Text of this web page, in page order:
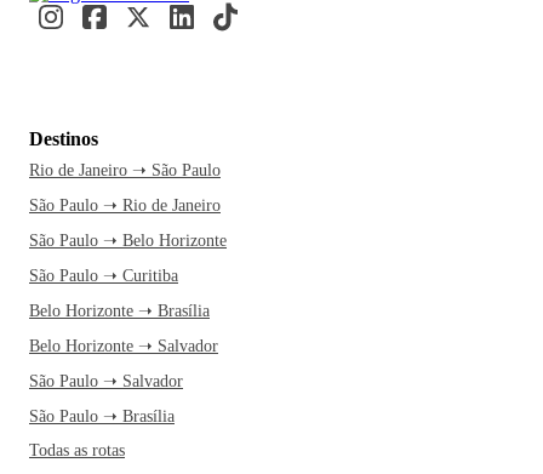
Destinos
Rio de Janeiro ➝ São Paulo
São Paulo ➝ Rio de Janeiro
São Paulo ➝ Belo Horizonte
São Paulo ➝ Curitiba
Belo Horizonte ➝ Brasília
Belo Horizonte ➝ Salvador
São Paulo ➝ Salvador
São Paulo ➝ Brasília
Todas as rotas